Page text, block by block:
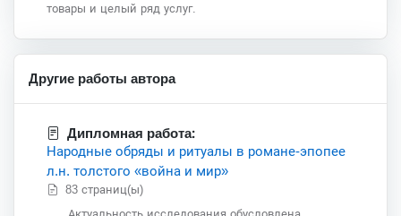
товары и целый ряд услуг.
Другие работы автора
Дипломная работа:
Народные обряды и ритуалы в романе-эпопее
л.н. толстого «война и мир»
83 страниц(ы)